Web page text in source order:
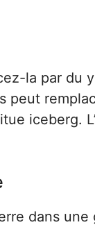
la par du
iceberg.
dans une